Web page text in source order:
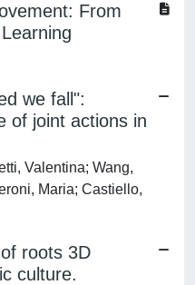
From
we fall":
of joint actions in
Valentina; Wang,
Maria; Castiello,
roots 3D
culture.